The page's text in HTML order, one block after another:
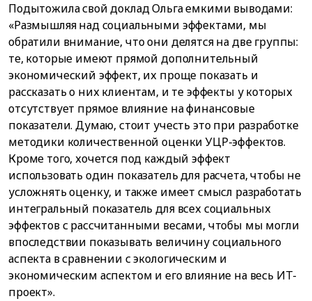
Подытожила свой доклад Ольга емкими выводами:
«Размышляя над социальными эффектами, мы
обратили внимание, что они делятся на две группы:
те, которые имеют прямой дополнительный
экономический эффект, их проще показать и
рассказать о них клиентам, и те эффекты у которых
отсутствует прямое влияние на финансовые
показатели. Думаю, стоит учесть это при разработке
методики количественной оценки УЦР-эффектов.
Кроме того, хочется под каждый эффект
использовать один показатель для расчета, чтобы не
усложнять оценку, и также имеет смысл разработать
интегральный показатель для всех социальных
эффектов с рассчитанными весами, чтобы мы могли
впоследствии показывать величину социального
аспекта в сравнении с экологическим и
экономическим аспектом и его влияние на весь ИТ-
проект».